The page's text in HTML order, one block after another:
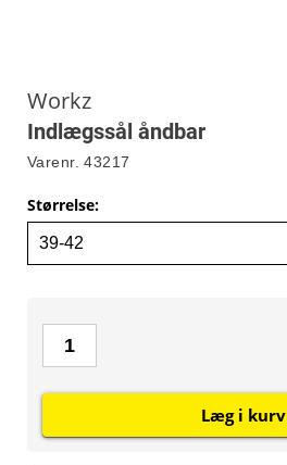
Workz
Indlægssål åndbar
Varenr. 43217
Størrelse:
Læg i kurv